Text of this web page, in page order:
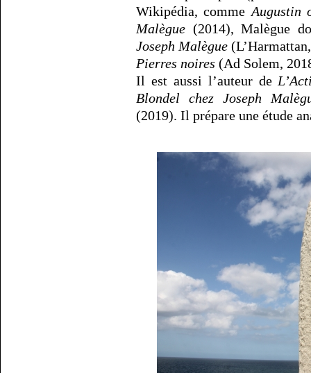
Wikipédia, comme Augustin
Malègue (2014), Malègue
Joseph Malègue
Pierres noires (Ad Solem,
Il est aussi l’auteur de
Blondel chez Joseph
(2019). Il prépare une étude